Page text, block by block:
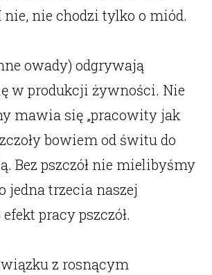
nie chodzi tylko o miód.
owady) odgrywają
w produkcji żywności. Nie
mawia się „pracowity jak
bowiem od świtu do
Bez pszczół nie mielibyśmy
jedna trzecia naszej
pracy pszczół.
z rosnącym